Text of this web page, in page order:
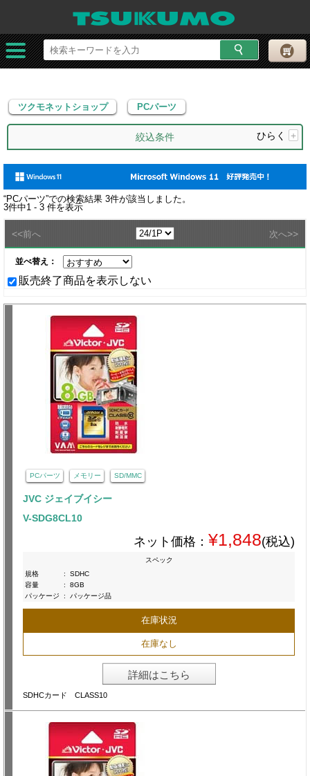
ツクモネットショップ PCパーツ
ツクモネットショップ PCパーツ
絞込条件 ひらく +
“PCパーツ”での検索結果 3件が該当しました。
3件中1 - 3 件を表示
<<前へ 次へ>>
並べ替え：
販売終了商品を表示しない
PCパーツ メモリー SD/MMC
JVC ジェイブイシー
V-SDG8CL10
ネット価格： ¥1,848(税込)
スペック
規格
:
SDHC
容量
:
8GB
パッケージ
: パッケージ品
在庫状況
在庫なし
詳細はこちら
SDHCカード CLASS10